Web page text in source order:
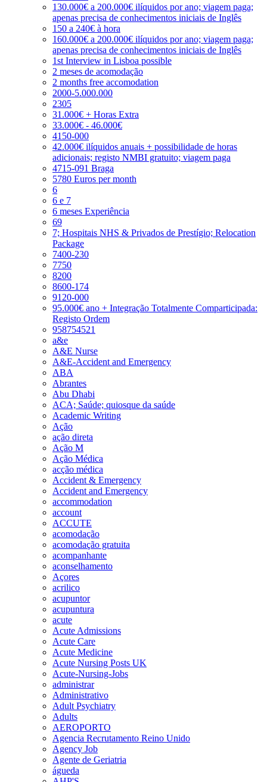
130.000€ a 200.000€ ilíquidos por ano; viagem paga;
apenas precisa de conhecimentos iniciais de Inglês
150 a 240€ à hora
160.000€ a 200.000€ ilíquidos por ano; viagem paga;
apenas precisa de conhecimentos iniciais de Inglês
1st Interview in Lisboa possible
2 meses de acomodação
2 months free accomodation
2000-5.000.000
2305
31.000€ + Horas Extra
33.000€ - 46.000€
4150-000
42.000€ ilíquidos anuais + possibilidade de horas
adicionais; registo NMBI gratuito; viagem paga
4715-091 Braga
5780 Euros per month
6
6 e 7
6 meses Experiência
69
7; Hospitais NHS & Privados de Prestígio; Relocation
Package
7400-230
7750
8200
8600-174
9120-000
95.000€ ano + Integração Totalmente Comparticipada:
Registo Ordem
958754521
a&e
A&E Nurse
A&E-Accident and Emergency
ABA
Abrantes
Abu Dhabi
ACA; Saúde; quiosque da saúde
Academic Writing
Ação
ação direta
Ação M
Ação Médica
acção médica
Accident & Emergency
Accident and Emergency
accommodation
account
ACCUTE
acomodação
acomodação gratuita
acompanhante
aconselhamento
Açores
acrilico
acupuntor
acupuntura
acute
Acute Admissions
Acute Care
Acute Medicine
Acute Nursing Posts UK
Acute-Nursing-Jobs
administrar
Administrativo
Adult Psychiatry
Adults
AEROPORTO
Agencia Recrutamento Reino Unido
Agency Job
Agente de Geriatria
águeda